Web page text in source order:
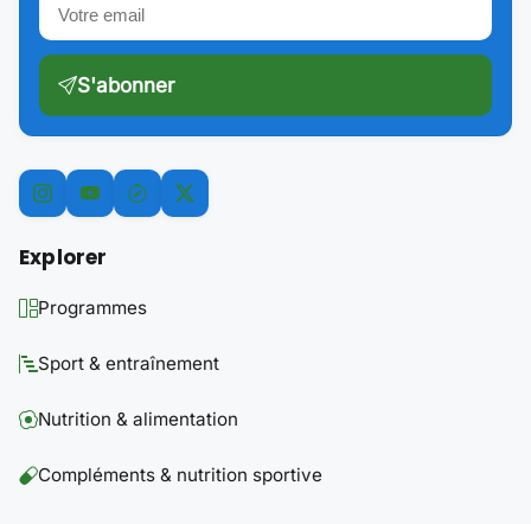
S'abonner
Explorer
Programmes
Sport & entraînement
Nutrition & alimentation
Compléments & nutrition sportive